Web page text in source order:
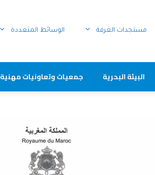
مستجدات الغرفة الوسائط المتعددة
البيئة البحرية جمعيات وتعاونيات مهنية